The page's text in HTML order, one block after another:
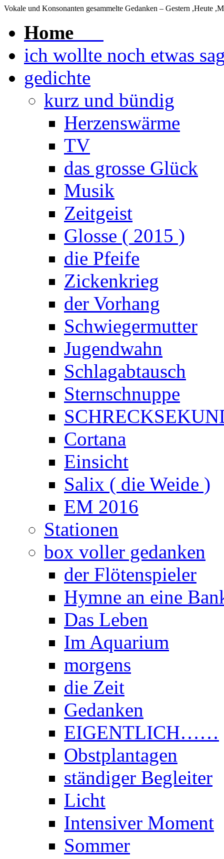
Vokale und Konsonanten gesammelte Gedanken – Gestern ,Heute
Home
ich wollte noch etwas
gedichte
kurz und bündig
Herzenswärme
TV
das grosse Glück
Musik
Zeitgeist
Glosse ( 2015 )
die Pfeife
Zickenkrieg
der Vorhang
Schwiegermutter
Jugendwahn
Schlagabtausch
Sternschnuppe
Cortana
Einsicht
Salix ( die Weide )
EM 2016
Stationen
box voller gedanken
der Flötenspieler
Hymne an eine
Das Leben
Im Aquarium
morgens
die Zeit
Gedanken
EIGENTLICH……
Obstplantagen
ständiger Begleiter
Licht
Intensiver Moment
Sommer